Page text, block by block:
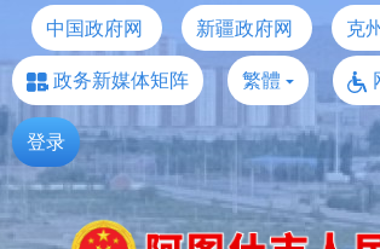
中国政府网 新疆政府网
克
政务新媒体矩阵
繁體
登录